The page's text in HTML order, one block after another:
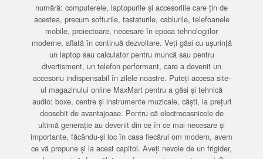
numără: computerele, laptopurile și accesoriile care țin de
acestea, precum softurile, tastaturile, cablurile, telefoanele
mobile, proiectoare, necesare în epoca tehnologiilor
moderne, aflată în continuă dezvoltare. Veți găsi cu ușurință
un laptop sau calculator pentru muncă sau pentru
divertisment, un telefon performant, care a devenit un
accesoriu indispensabil în zilele noastre. Puteți accesa site-
ul magazinului online MaxMart pentru a găsi și tehnică
audio: boxe, centre și instrumente muzicale, căști, la prețuri
deosebit de avantajoase. Pentru că electrocasnicele de
ultimă generație au devenit din ce în ce mai necesare și
importante, făcându-și loc în casa fiecărui om modern, avem
ce vă propune și la acest capitol. Aveți nevoie de un frigider,